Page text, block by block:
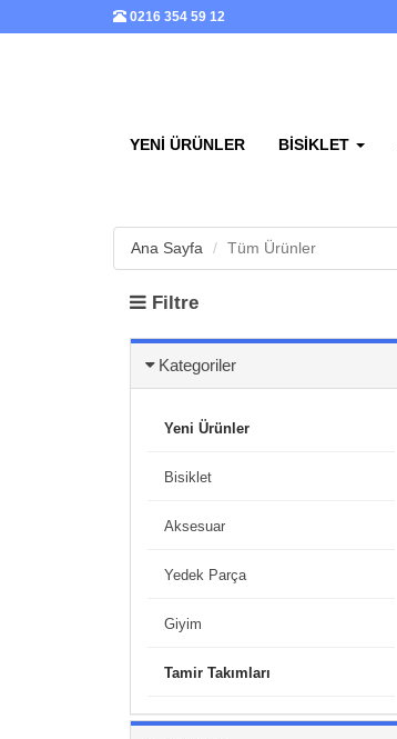
0216 354 59 12
YENI ÜRÜNLER BISIKLET
Ana Sayfa Tüm Ürünler
Filtre
Kategoriler
Yeni Ürünler
Bisiklet
Aksesuar
Yedek Parça
Giyim
Tamir Takımları